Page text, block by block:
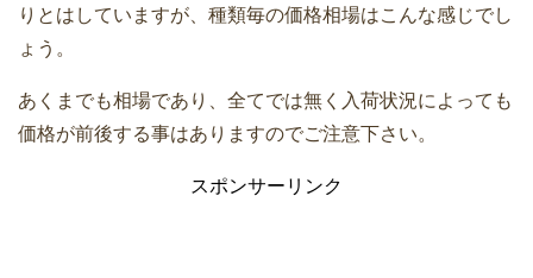
りとはしていますが、種類毎の価格相場はこんな感じでし
ょう。
あくまでも相場であり、全てでは無く入荷状況によっても
価格が前後する事はありますのでご注意下さい。
スポンサーリンク